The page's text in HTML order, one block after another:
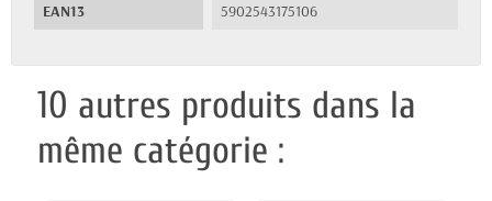
EAN13 5902543175106
10 autres produits dans la
même catégorie :